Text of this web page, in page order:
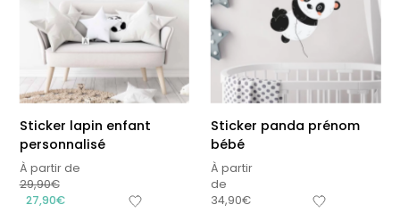
Sticker lapin enfant
personnalisé
À partir de
29,90€
27,90€
Sticker panda prénom
bébé
À partir
de
34,90€